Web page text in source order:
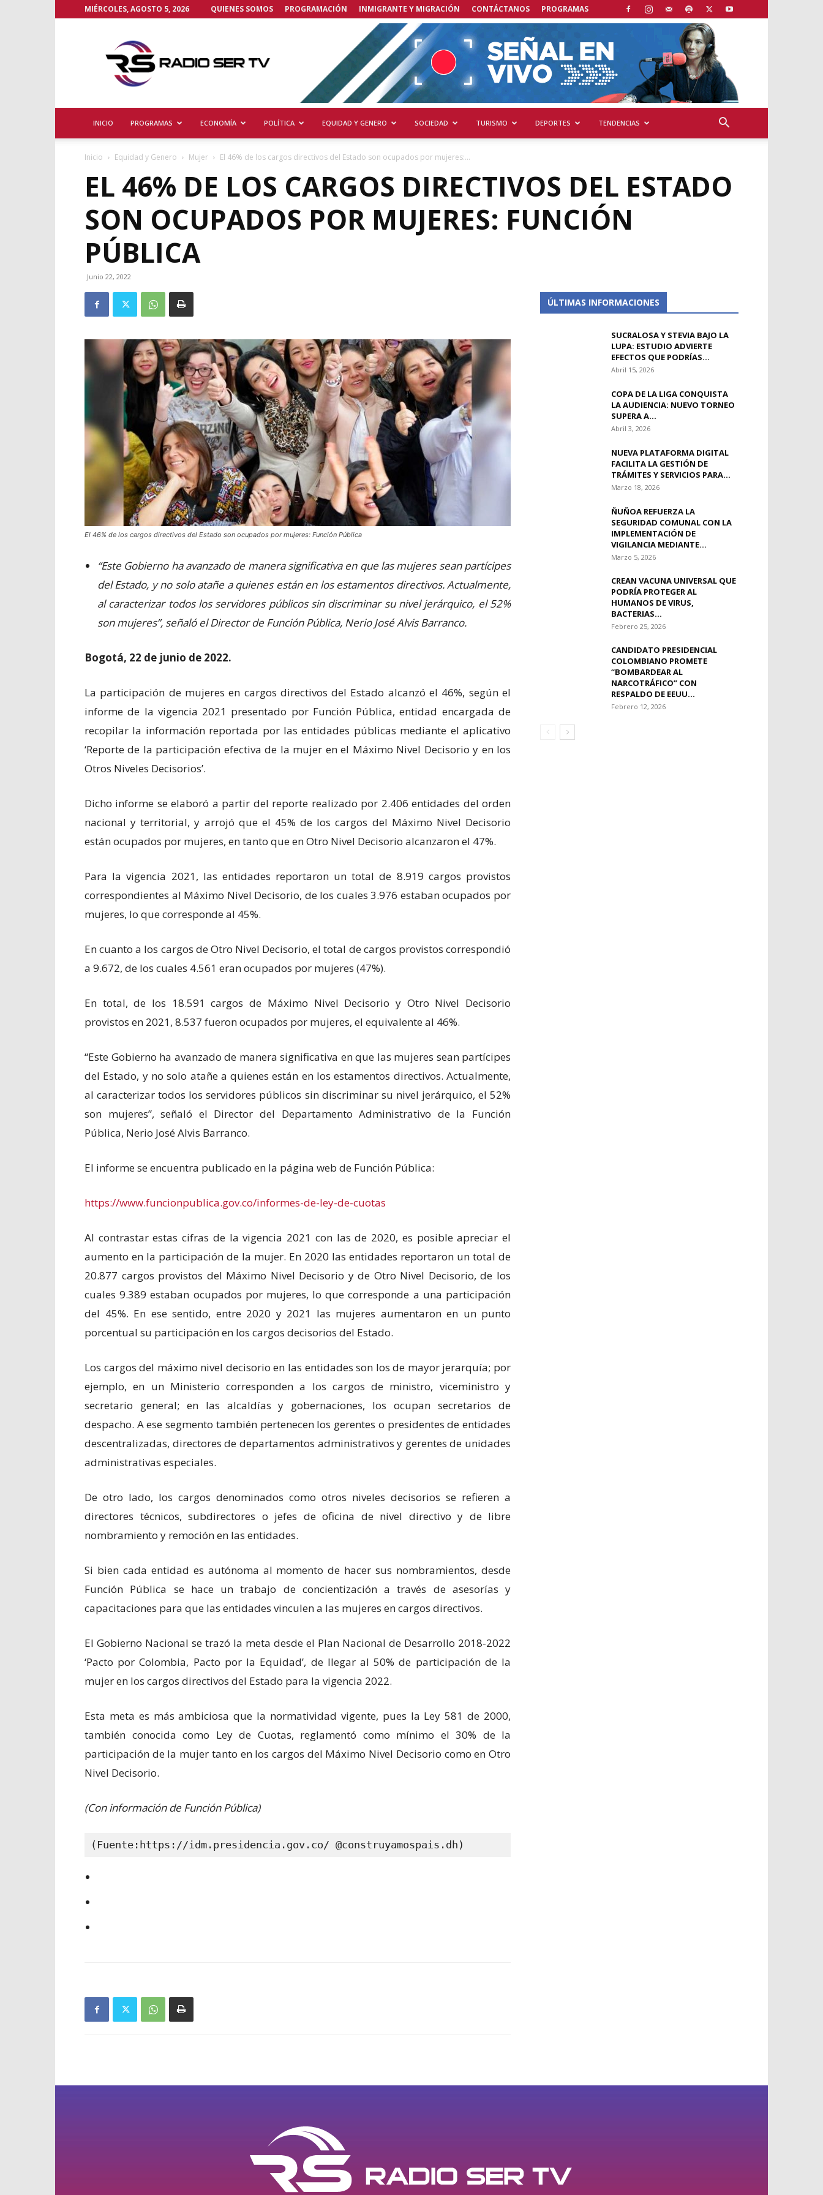
MIÉRCOLES, AGOSTO 5, 2026 QUIENES SOMOS PROGRAMACIÓN INMIGRANTE Y MIGRACIÓN CONTÁCTANOS PROGRAMAS
TV
INICIO PROGRAMAS ECONOMÍA POLÍTICA EQUIDAD Y GENERO SOCIEDAD TURISMO DEPORTES TENDENCIAS
Inicio Equidad y Genero Mujer El 46% de los cargos directivos del Estado son ocupados por mujeres:...
EL 46% DE LOS CARGOS DIRECTIVOS DEL ESTADO
SON OCUPADOS POR MUJERES: FUNCIÓN
PÚBLICA
Junio 22, 2022
El 46% de los cargos directivos del Estado son ocupados por mujeres: Función Pública
“Este Gobierno ha avanzado de manera significativa en que las mujeres sean partícipes
del Estado, y no solo atañe a quienes están en los estamentos directivos. Actualmente,
al caracterizar todos los servidores públicos sin discriminar su nivel jerárquico, el 52%
son mujeres”, señaló el Director de Función Pública, Nerio José Alvis Barranco.
Bogotá, 22 de junio de 2022.
La participación de mujeres en cargos directivos del Estado alcanzó el 46%, según el
informe de la vigencia 2021 presentado por Función Pública, entidad encargada de
recopilar la información reportada por las entidades públicas mediante el aplicativo
‘Reporte de la participación efectiva de la mujer en el Máximo Nivel Decisorio y en los
Otros Niveles Decisorios’.
Dicho informe se elaboró a partir del reporte realizado por 2.406 entidades del orden
nacional y territorial, y arrojó que el 45% de los cargos del Máximo Nivel Decisorio
están ocupados por mujeres, en tanto que en Otro Nivel Decisorio alcanzaron el 47%.
Para la vigencia 2021, las entidades reportaron un total de 8.919 cargos provistos
correspondientes al Máximo Nivel Decisorio, de los cuales 3.976 estaban ocupados por
mujeres, lo que corresponde al 45%.
En cuanto a los cargos de Otro Nivel Decisorio, el total de cargos provistos correspondió
a 9.672, de los cuales 4.561 eran ocupados por mujeres (47%).
En total, de los 18.591 cargos de Máximo Nivel Decisorio y Otro Nivel Decisorio
provistos en 2021, 8.537 fueron ocupados por mujeres, el equivalente al 46%.
“Este Gobierno ha avanzado de manera significativa en que las mujeres sean partícipes
del Estado, y no solo atañe a quienes están en los estamentos directivos. Actualmente,
al caracterizar todos los servidores públicos sin discriminar su nivel jerárquico, el 52%
son mujeres”, señaló el Director del Departamento Administrativo de la Función
Pública, Nerio José Alvis Barranco.
El informe se encuentra publicado en la página web de Función Pública:
https://www.funcionpublica.gov.co/informes-de-ley-de-cuotas
Al contrastar estas cifras de la vigencia 2021 con las de 2020, es posible apreciar el
aumento en la participación de la mujer. En 2020 las entidades reportaron un total de
20.877 cargos provistos del Máximo Nivel Decisorio y de Otro Nivel Decisorio, de los
cuales 9.389 estaban ocupados por mujeres, lo que corresponde a una participación
del 45%. En ese sentido, entre 2020 y 2021 las mujeres aumentaron en un punto
porcentual su participación en los cargos decisorios del Estado.
Los cargos del máximo nivel decisorio en las entidades son los de mayor jerarquía; por
ejemplo, en un Ministerio corresponden a los cargos de ministro, viceministro y
secretario general; en las alcaldías y gobernaciones, los ocupan secretarios de
despacho. A ese segmento también pertenecen los gerentes o presidentes de entidades
descentralizadas, directores de departamentos administrativos y gerentes de unidades
administrativas especiales.
De otro lado, los cargos denominados como otros niveles decisorios se refieren a
directores técnicos, subdirectores o jefes de oficina de nivel directivo y de libre
nombramiento y remoción en las entidades.
Si bien cada entidad es autónoma al momento de hacer sus nombramientos, desde
Función Pública se hace un trabajo de concientización a través de asesorías y
capacitaciones para que las entidades vinculen a las mujeres en cargos directivos.
El Gobierno Nacional se trazó la meta desde el Plan Nacional de Desarrollo 2018-2022
‘Pacto por Colombia, Pacto por la Equidad’, de llegar al 50% de participación de la
mujer en los cargos directivos del Estado para la vigencia 2022.
Esta meta es más ambiciosa que la normatividad vigente, pues la Ley 581 de 2000,
también conocida como Ley de Cuotas, reglamentó como mínimo el 30% de la
participación de la mujer tanto en los cargos del Máximo Nivel Decisorio como en Otro
Nivel Decisorio.
(Con información de Función Pública)
(Fuente:https://idm.presidencia.gov.co/ @construyamospais.dh)
ÚLTIMAS INFORMACIONES
SUCRALOSA Y STEVIA BAJO LA
LUPA: ESTUDIO ADVIERTE
EFECTOS QUE PODRÍAS...
Abril 15, 2026
COPA DE LA LIGA CONQUISTA
LA AUDIENCIA: NUEVO TORNEO
SUPERA A...
Abril 3, 2026
NUEVA PLATAFORMA DIGITAL
FACILITA LA GESTIÓN DE
TRÁMITES Y SERVICIOS PARA...
Marzo 18, 2026
ÑUÑOA REFUERZA LA
SEGURIDAD COMUNAL CON LA
IMPLEMENTACIÓN DE
VIGILANCIA MEDIANTE...
Marzo 5, 2026
CREAN VACUNA UNIVERSAL QUE
PODRÍA PROTEGER AL
HUMANOS DE VIRUS,
BACTERIAS...
Febrero 25, 2026
CANDIDATO PRESIDENCIAL
COLOMBIANO PROMETE
“BOMBARDEAR AL
NARCOTRÁFICO” CON
RESPALDO DE EEUU...
Febrero 12, 2026